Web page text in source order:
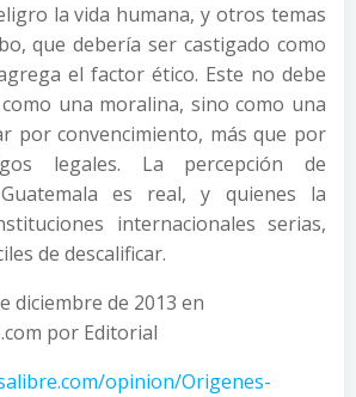
la vida humana, y otros temas
que debería ser castigado como
el factor ético. Este no debe
una moralina, sino como una
por convencimiento, más que por
legales. La percepción de
es real, y quienes la
internacionales serias,
de descalificar.
diciembre de 2013 en
por Editorial
opinion/Origenes-